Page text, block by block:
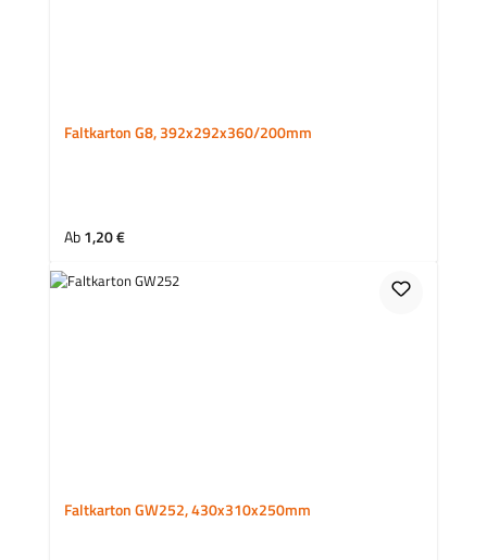
Faltkarton G8, 392x292x360/200mm
Regulärer Preis:
Ab1,20 €
Faltkarton GW252, 430x310x250mm